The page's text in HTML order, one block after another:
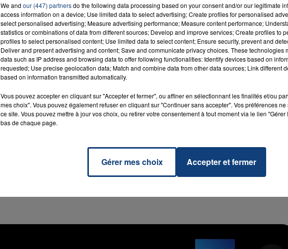
7h00 - 11h00
We and our (447) partnersdo the following data processing based on your consent and/or our legitimate
access information on a device; Use limited data to select advertising; Create profiles for personalised
select personalised advertising; Measure advertising performance; Measure content performance;
statistics or combinations of data from different sources; Develop and improve services; Create profiles to
profiles to select personalised content; Use limited data to select content; Ensure security, prevent and
Deliver and present advertising and content; Save and communicate privacy choices. These technologies
data such as IP address and browsing data to offer following functionalities: Identify devices based on
requested; Use precise geolocation data; Match and combine data from other data sources; Link different
based on information transmitted automatically.
Vous pouvez accepter en cliquant sur "Accepter et fermer", ou affiner en sélectionnant les finalités et/ou
mes choix". Vous pouvez également refuser en cliquant sur "Continuer sans accepter". Vos préférences
ce site. Vous pouvez mettre à jour vos choix, ou retirer votre consentement à tout moment via le lien
bas de chaque page.
Gérer mes choix Accepter et fermer